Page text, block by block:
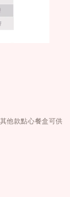
其他款點心餐盒可供